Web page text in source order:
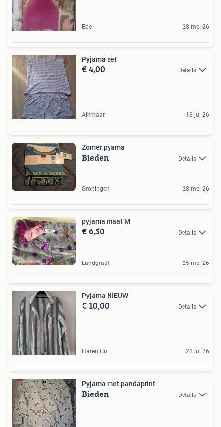
Ede 28 mei 26
Pyjama set
€ 4,00 Details
Alkmaar 13 jul 26
Zomer pyama
Bieden Details
Groningen 28 mei 26
pyjama maat M
€ 6,50 Details
Landgraaf 25 mei 26
Pyjama NIEUW
€ 10,00 Details
Haren Gn 22 jul 26
Pyjama met pandaprint
Bieden Details